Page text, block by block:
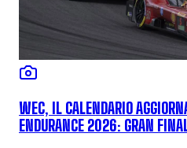
WEC, IL CALENDARIO
ENDURANCE 2026: GRAN